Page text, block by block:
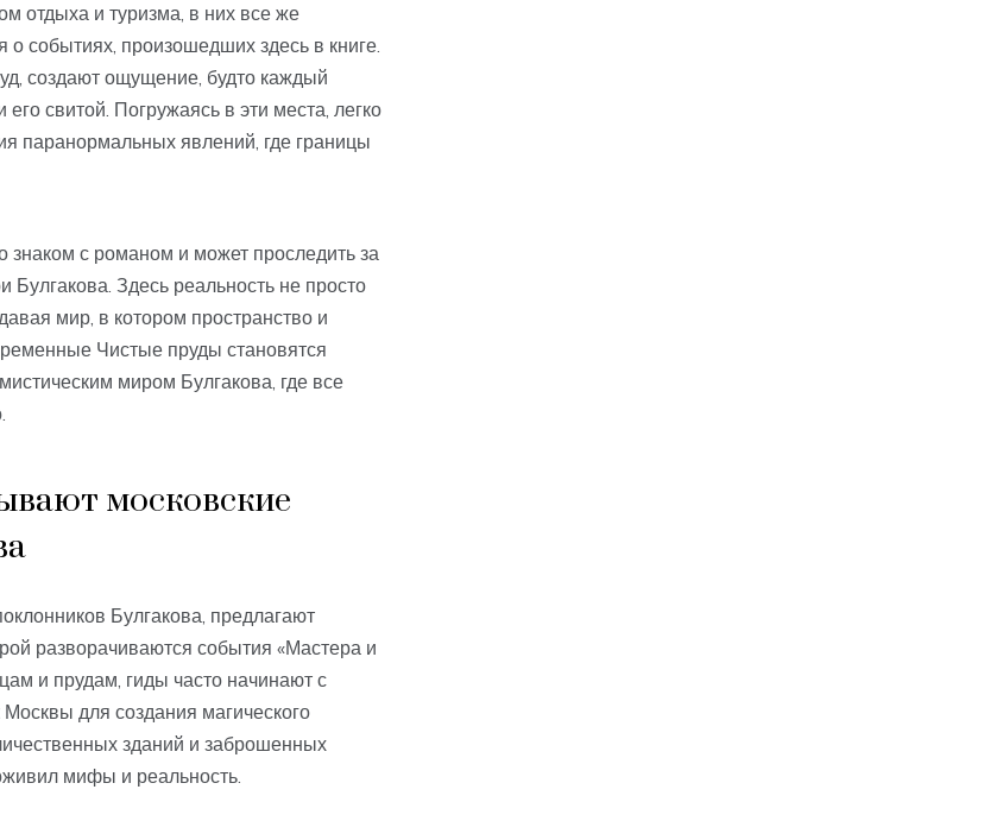
отдыха и туризма, в них все же
событиях, произошедших здесь в книге.
создают ощущение, будто каждый
свитой. Погружаясь в эти места, легко
паранормальных явлений, где границы
с романом и может проследить за
Здесь реальность не просто
мир, в котором пространство и
Чистые пруды становятся
миром Булгакова, где все
московские
Булгакова, предлагают
разворачиваются события «Мастера и
и прудам, гиды часто начинают с
Москвы для создания магического
зданий и заброшенных
мифы и реальность.